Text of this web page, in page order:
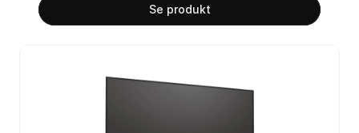
Se produkt